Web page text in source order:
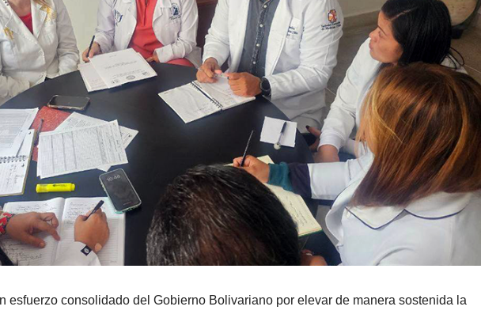
esfuerzo consolidado del Gobierno Bolivariano por elevar de manera sostenida la